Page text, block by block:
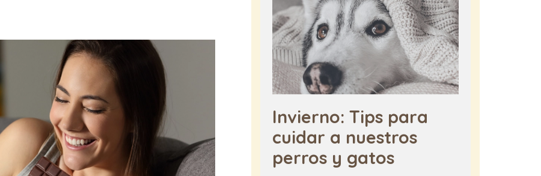
Invierno: Tips para
cuidar a nuestros
perros y gatos